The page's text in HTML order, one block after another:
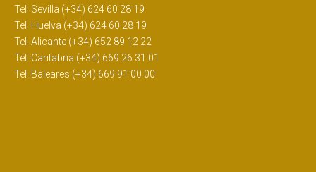
Tel. Sevilla (+34) 624 60 28 19
Tel. Huelva (+34) 624 60 28 19
Tel. Alicante (+34) 652 89 12 22
Tel. Cantabria (+34) 669 26 31 01
Tel. Baleares (+34) 669 91 00 00